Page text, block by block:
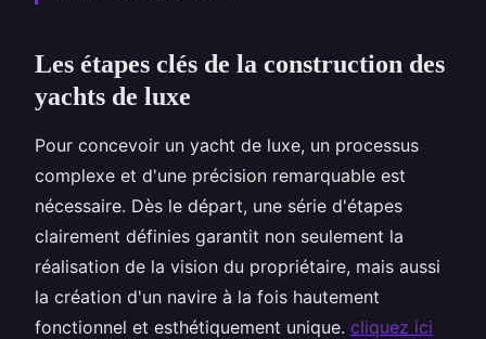
Les étapes clés de la construction des
yachts de luxe
Pour concevoir un yacht de luxe, un processus
complexe et d'une précision remarquable est
nécessaire. Dès le départ, une série d'étapes
clairement définies garantit non seulement la
réalisation de la vision du propriétaire, mais aussi
la création d'un navire à la fois hautement
fonctionnel et esthétiquement unique. cliquez ici